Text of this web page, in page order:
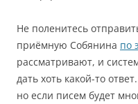
Не поленитесь
приёмную Собянина по
рассматривают, и
дать хоть какой-то
но если писем будет